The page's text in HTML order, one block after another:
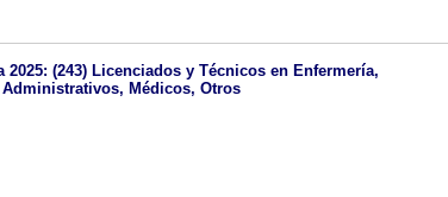
(243) Licenciados y Técnicos en Enfermería,
Médicos, Otros